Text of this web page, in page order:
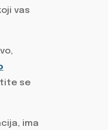
vas
se
ima